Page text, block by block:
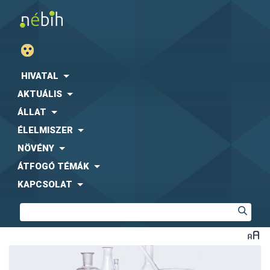
HIVATAL
AKTUÁLIS
ÁLLAT
ÉLELMISZER
NÖVÉNY
ÁTFOGÓ TÉMÁK
KAPCSOLAT